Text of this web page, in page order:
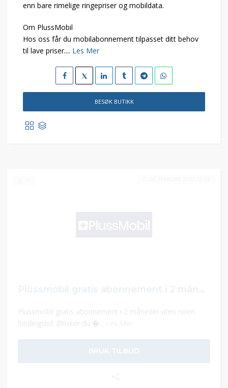
enn bare rimelige ringepriser og mobildata.
Om PlussMobil
Hos oss får du mobilabonnement tilpasset ditt behov
til lave priser.... Les Mer
BESØK BUTIKK
Plussmobil gratis abonnement i 2 måneder uten noen
bindingstid. Ønsker du �...